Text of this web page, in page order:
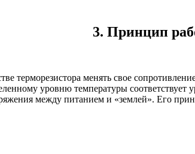
3. Принцип
терморезистора менять свое
уровню температуры
между питанием и «землей». Его